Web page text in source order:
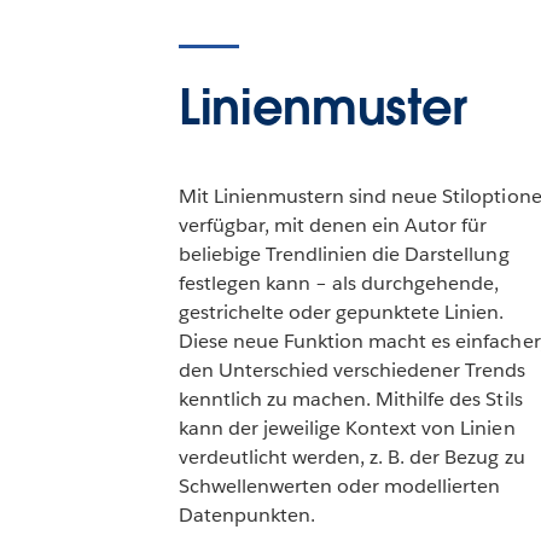
Linienmuster
Mit Linienmustern sind neue
verfügbar, mit denen ein Autor für
beliebige Trendlinien die Darstellung
festlegen kann – als durchgehende,
gestrichelte oder gepunktete Linien.
Diese neue Funktion macht es
den Unterschied verschiedener Trends
kenntlich zu machen. Mithilfe des Stils
kann der jeweilige Kontext von Linien
verdeutlicht werden, z. B. der Bezug zu
Schwellenwerten oder modellierten
Datenpunkten.